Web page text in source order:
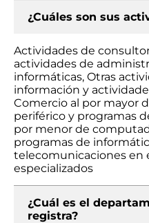
¿Cuáles son sus
Actividades de
actividades de
informáticas, Otras
información y
Comercio al por mayor
periférico y programas
por menor de
programas de
telecomunicaciones en
especializados
¿Cuál es el
registra?